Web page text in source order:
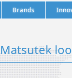
Brands
Matsutek